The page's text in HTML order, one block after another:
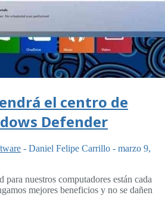
el centro de
Defender
- Daniel Felipe Carrillo - marzo 9,
para nuestros computadores están cada
mejores beneficios y no se dañen